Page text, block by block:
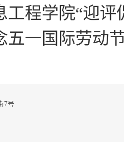
工程学院“迎评
五一国际劳动
7号